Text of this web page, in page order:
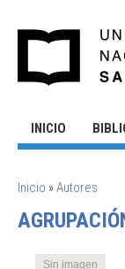
INICIO
SE ENCUENTRA
Inicio »Autores
Sin imagen